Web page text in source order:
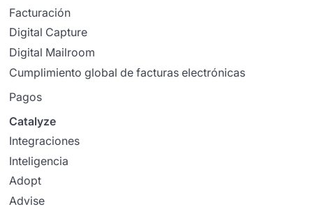
Facturación
Digital Capture
Digital Mailroom
Cumplimiento global de facturas electrónicas
Pagos
Catalyze
Integraciones
Inteligencia
Adopt
Advise